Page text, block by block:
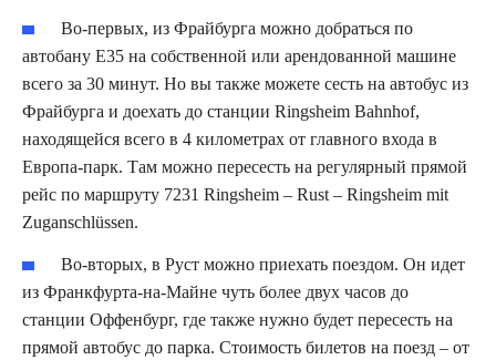
Во-первых, из Фрайбурга можно добраться по
автобану Е35 на собственной или арендованной машине
всего за 30 минут. Но вы также можете сесть на автобус из
Фрайбурга и доехать до станции Ringsheim Bahnhof,
находящейся всего в 4 километрах от главного входа в
Европа-парк. Там можно пересесть на регулярный прямой
рейс по маршруту 7231 Ringsheim – Rust – Ringsheim mit
Zuganschlüssen.
Во-вторых, в Руст можно приехать поездом. Он идет
из Франкфурта-на-Майне чуть более двух часов до
станции Оффенбург, где также нужно будет пересесть на
прямой автобус до парка. Стоимость билетов на поезд – от